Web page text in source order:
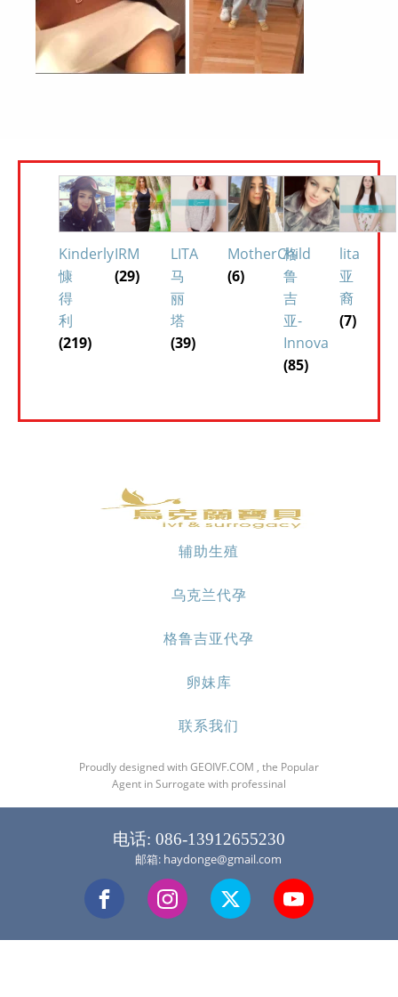
Kinderly
慷
得
利
(219)
IRM
(29)
LITA
马
丽
塔
(39)
MotherChild
(6)
格
鲁
吉
亚-
Innova
(85)
lita
亚
裔
(7)
辅助生殖
乌克兰代孕
格鲁吉亚代孕
卵妹库
联系我们
Proudly designed with GEOIVF.COM , the Popular
Agent in Surrogate with professinal
电话: 086-13912655230
邮箱: haydonge@gmail.com